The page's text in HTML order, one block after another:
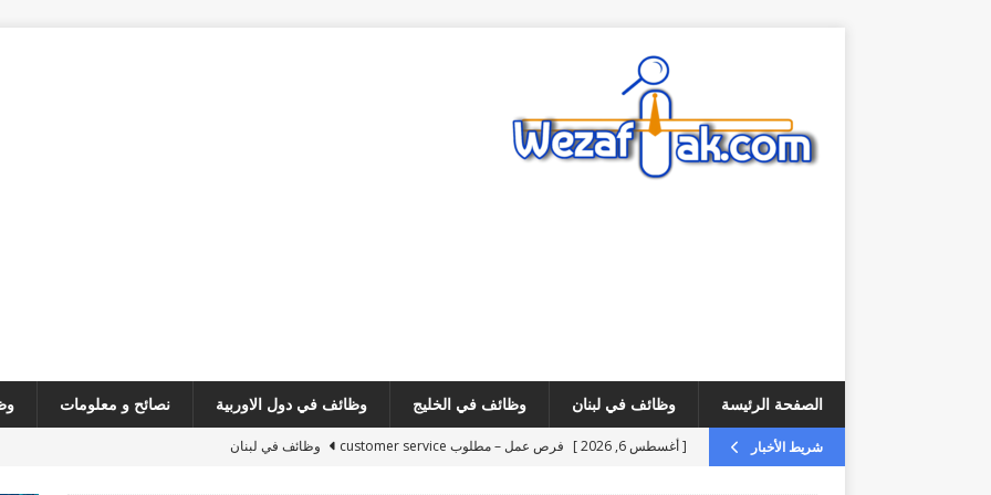
الصفحة الرئيسة وظائف في لبنان وظائف في الخليج وظائف في دول الاوربية نصائح و معلومات
شريط الأخبار [ أغسطس 6, 2026 ] فرص عمل – مطلوب customer service
وظائف في لبنان